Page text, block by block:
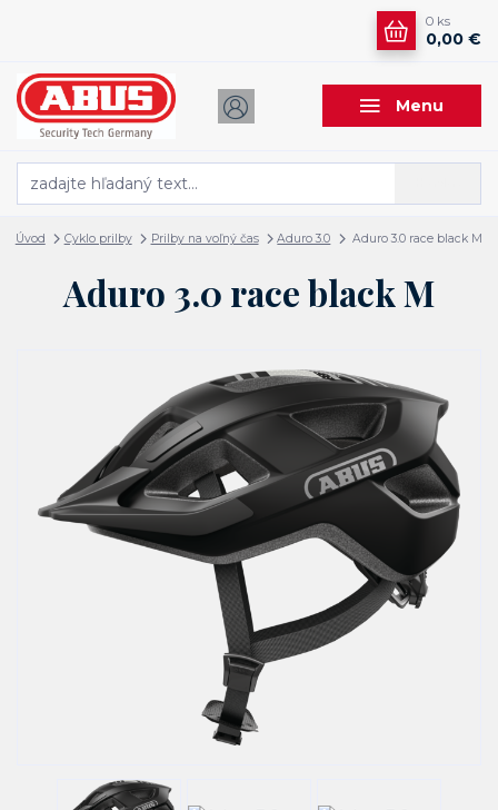
Menu
0 ks
0,00 €
Úvod Cyklo prilby Prilby na voľný čas Aduro 3.0 Aduro 3.0 race black M
Aduro 3.0 race black M